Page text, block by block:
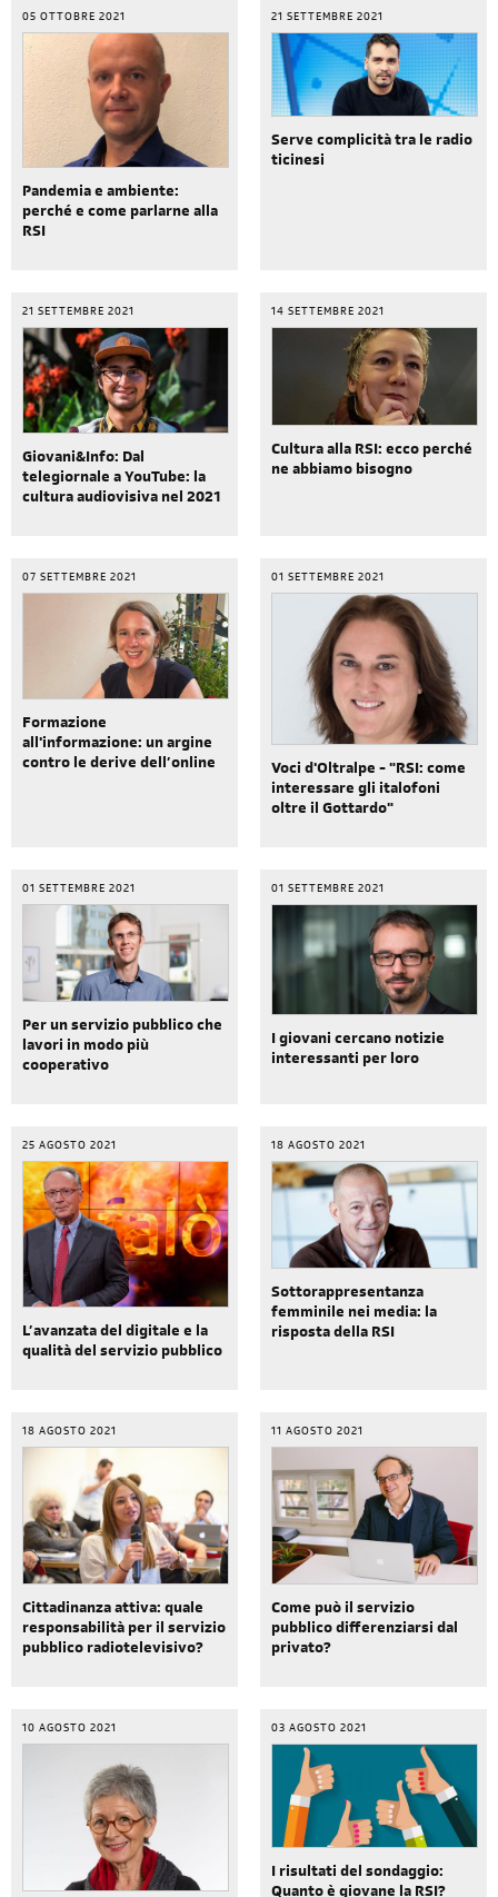
05 OTTOBRE 2021
Pandemia e ambiente:
perché e come parlarne alla
RSI
21 SETTEMBRE 2021
Serve complicità tra le radio
ticinesi
21 SETTEMBRE 2021
Giovani&Info: Dal
telegiornale a YouTube: la
cultura audiovisiva nel 2021
14 SETTEMBRE 2021
Cultura alla RSI: ecco perché
ne abbiamo bisogno
07 SETTEMBRE 2021
Formazione
all'informazione: un argine
contro le derive dell’online
01 SETTEMBRE 2021
Voci d'Oltralpe - "RSI: come
interessare gli italofoni
oltre il Gottardo"
01 SETTEMBRE 2021
Per un servizio pubblico che
lavori in modo più
cooperativo
01 SETTEMBRE 2021
I giovani cercano notizie
interessanti per loro
25 AGOSTO 2021
L’avanzata del digitale e la
qualità del servizio pubblico
18 AGOSTO 2021
Sottorappresentanza
femminile nei media: la
risposta della RSI
18 AGOSTO 2021
Cittadinanza attiva: quale
responsabilità per il servizio
pubblico radiotelevisivo?
11 AGOSTO 2021
Come può il servizio
pubblico differenziarsi dal
privato?
10 AGOSTO 2021 03 AGOSTO 2021
I risultati del sondaggio:
Quanto è giovane la RSI?